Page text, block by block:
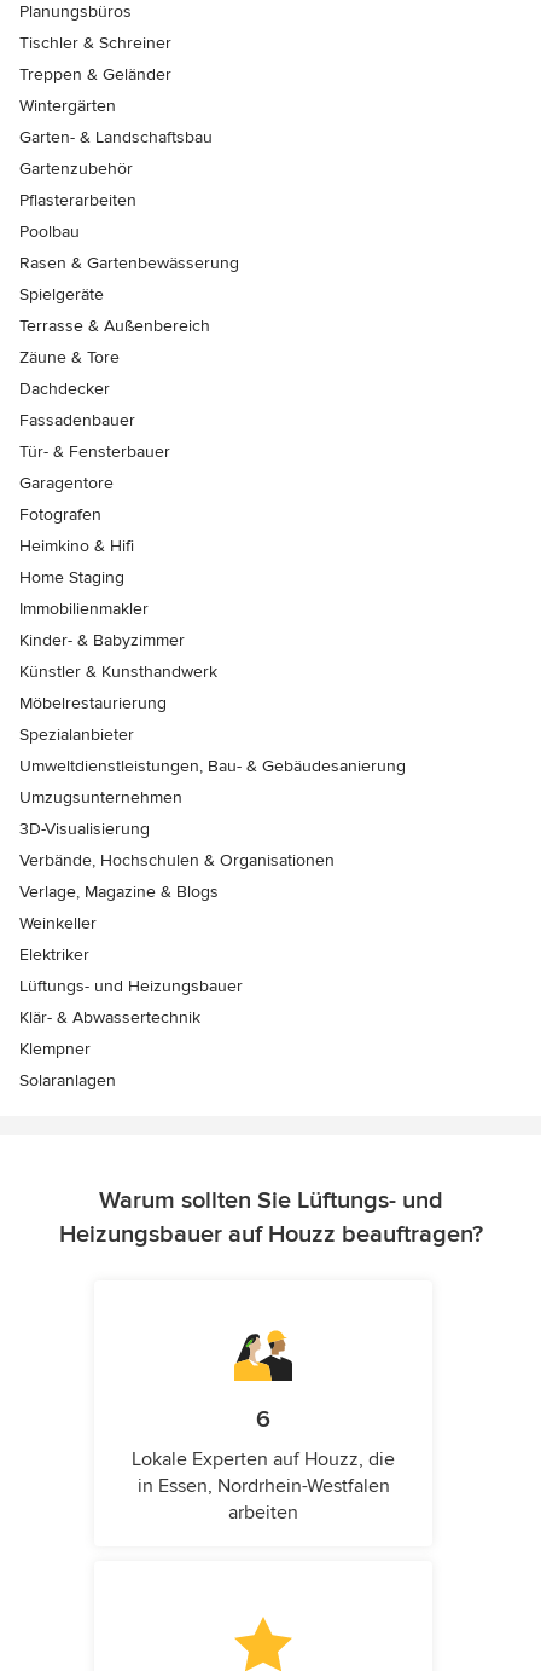
Planungsbüros
Tischler & Schreiner
Treppen & Geländer
Wintergärten
Garten- & Landschaftsbau
Gartenzubehör
Pflasterarbeiten
Poolbau
Rasen & Gartenbewässerung
Spielgeräte
Terrasse & Außenbereich
Zäune & Tore
Dachdecker
Fassadenbauer
Tür- & Fensterbauer
Garagentore
Fotografen
Heimkino & Hifi
Home Staging
Immobilienmakler
Kinder- & Babyzimmer
Künstler & Kunsthandwerk
Möbelrestaurierung
Spezialanbieter
Umweltdienstleistungen, Bau- & Gebäudesanierung
Umzugsunternehmen
3D-Visualisierung
Verbände, Hochschulen & Organisationen
Verlage, Magazine & Blogs
Weinkeller
Elektriker
Lüftungs- und Heizungsbauer
Klär- & Abwassertechnik
Klempner
Solaranlagen
Warum sollten Sie Lüftungs- und
Heizungsbauer auf Houzz beauftragen?
6
Lokale Experten auf Houzz, die
in Essen, Nordrhein-Westfalen
arbeiten